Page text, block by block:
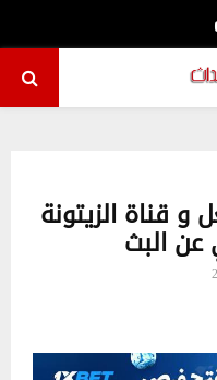
Youtube
و قناة الزيتونة
عن البث